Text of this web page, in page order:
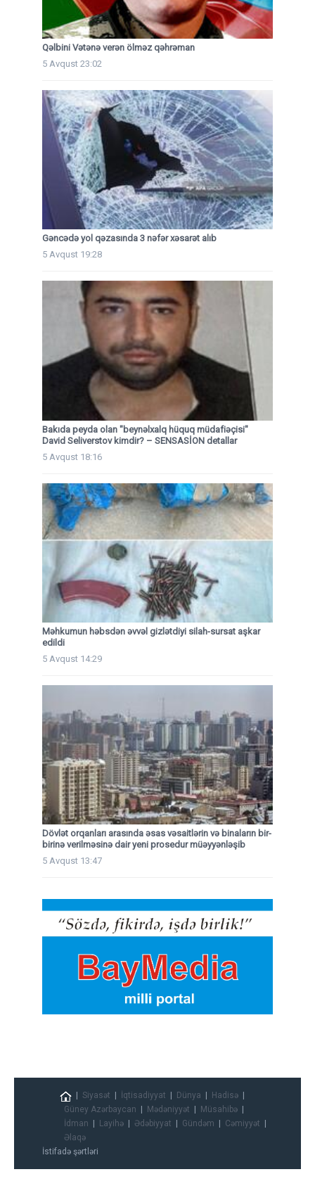
Qəlbini Vətənə verən ölməz qəhrəman
5 Avqust 23:02
Gəncədə yol qəzasında 3 nəfər xəsarət alıb
5 Avqust 19:28
Bakıda peyda olan "beynəlxalq hüquq müdafiəçisi"
David Seliverstov kimdir? – SENSASİON detallar
5 Avqust 18:16
Məhkumun həbsdən əvvəl gizlətdiyi silah-sursat aşkar
edildi
5 Avqust 14:29
Dövlət orqanları arasında əsas vəsaitlərin və binaların bir-
birinə verilməsinə dair yeni prosedur müəyyənləşib
5 Avqust 13:47
Siyasət İqtisadiyyat Dünya
Hadisə
Güney Azərbaycan
Mədəniyyət
Müsahibə
İdman
Layihə Ədəbiyyat Gündəm
Cəmiyyət
Əlaqə
İstifadə şərtləri